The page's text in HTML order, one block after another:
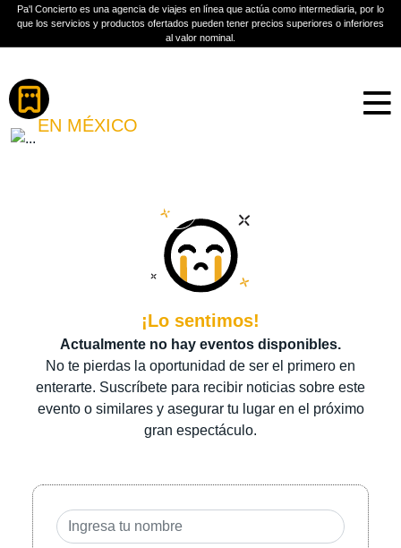
Pa'l Concierto es una agencia de viajes en línea que actúa como intermediaria, por lo
que los servicios y productos ofertados pueden tener precios superiores o inferiores
al valor nominal.
VÍCTOR MANUELLE
EN MÉXICO
Más información
¡Lo sentimos!
Actualmente no hay eventos disponibles.
No te pierdas la oportunidad de ser el primero en
enterarte. Suscríbete para recibir noticias sobre este
evento o similares y asegurar tu lugar en el próximo
gran espectáculo.